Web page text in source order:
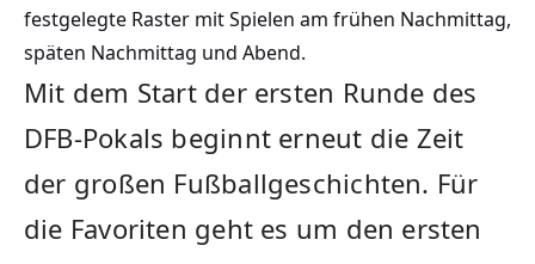
festgelegte Raster mit Spielen am frühen Nachmittag,
späten Nachmittag und Abend.
Mit dem Start der ersten Runde des
DFB-Pokals beginnt erneut die Zeit
der großen Fußballgeschichten. Für
die Favoriten geht es um den ersten